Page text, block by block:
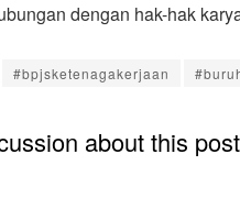
dengan hak-hak
#bpjsketenagakerjaan
about this post